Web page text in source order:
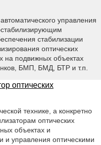
управления
стабилизации
оптических
на подвижных объектах
БМП, БМД, БТР и т.п.
оптических
технике, а конкретно
оптических
объектах и
и управления оптическими